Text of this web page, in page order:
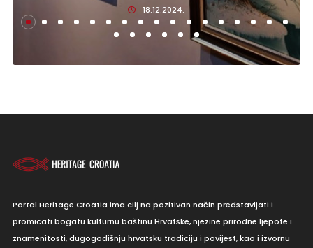
18.12.2024.
Portal Heritage Croatia ima cilj na pozitivan način predstavljati i
promicati bogatu kulturnu baštinu Hrvatske, njezine prirodne ljepote i
znamenitosti, dugogodišnju hrvatsku tradiciju i povijest, kao i izvornu